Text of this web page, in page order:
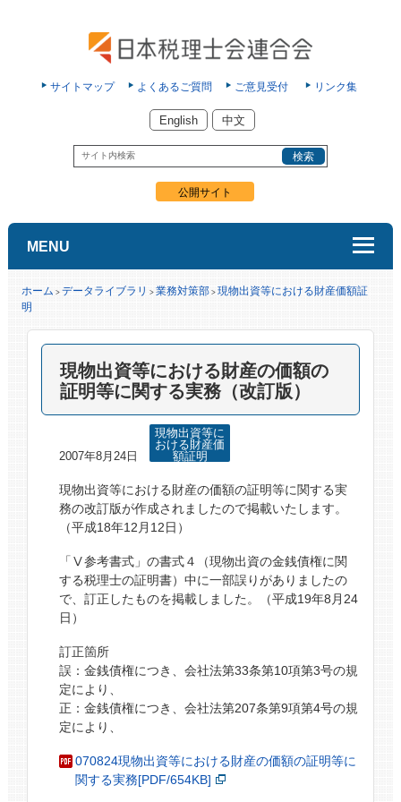
サイトマップ よくあるご質問 ご意見受付 リンク集
English 中文
公開サイト
MENU
ホーム > データライブラリ > 業務対策部> 現物出資等における財産価額証
明
現物出資等における財産の価額の
証明等に関する実務（改訂版）
2007年8月24日
現物出資等に
おける財産価
額証明
現物出資等における財産の価額の証明等に関する実
務の改訂版が作成されましたので掲載いたします。
（平成18年12月12日）
「Ⅴ参考書式」の書式４（現物出資の金銭債権に関
する税理士の証明書）中に一部誤りがありましたの
で、訂正したものを掲載しました。（平成19年8月24
日）
訂正箇所
誤：金銭債権につき、会社法第33条第10項第3号の規
定により、
正：金銭債権につき、会社法第207条第9項第4号の規
定により、
070824現物出資等における財産の価額の証明等に
関する実務[PDF/654KB]